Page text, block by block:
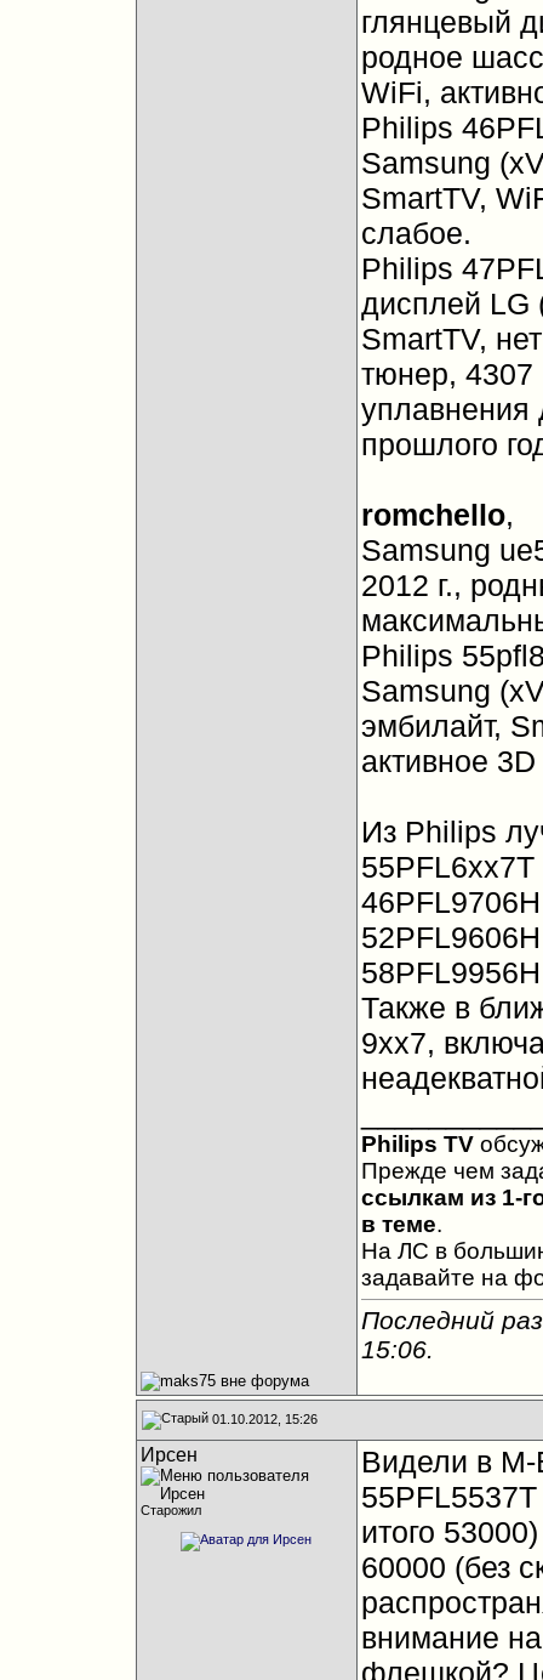
глянцевый
родное
WiFi,
Philips
Samsung
SmartTV,
слабое.
Philips
дисплей LG
SmartTV,
тюнер, 4307
уплавнения
прошлого
romchello,
Samsung
2012 г.,
Philips
Samsung
эмбилайт,
активное
Из Philips
55PFL6хх7T
46PFL9706H
52PFL9606H
58PFL9956H
Также в
9хх7,
Philips TV
Прежде чем
ссылкам из 1-
в теме.
На ЛС в
задавайте на
Последний
15:06.
01.10.2012, 15:26
Ирсен
Старожил
Видели в
55PFL5537T
итого
60000 (без
внимание
флешкой?